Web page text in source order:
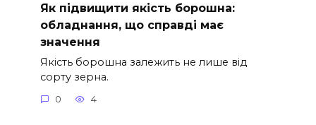
Як підвищити якість борошна:
обладнання, що справді має
значення
Якість борошна залежить не лише від
сорту зерна.
0 4